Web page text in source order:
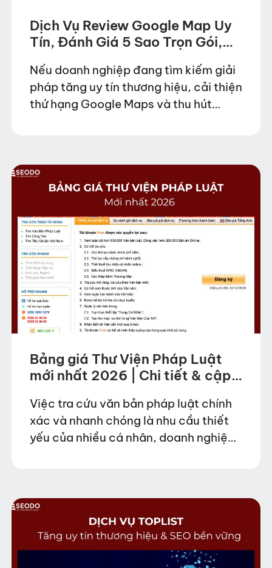
Dịch Vụ Review Google Map Uy
Tín, Đánh Giá 5 Sao Trọn Gói,
Nếu doanh nghiệp đang tìm kiếm giải
pháp tăng uy tín thương hiệu, cải thiện
thứ hạng Google Maps và thu hút
Bảng giá Thư Viện Pháp Luật
mới nhất 2026 | Chi tiết & cập
Việc tra cứu văn bản pháp luật chính
xác và nhanh chóng là nhu cầu thiết
yếu của nhiều cá nhân, doanh nghiệp